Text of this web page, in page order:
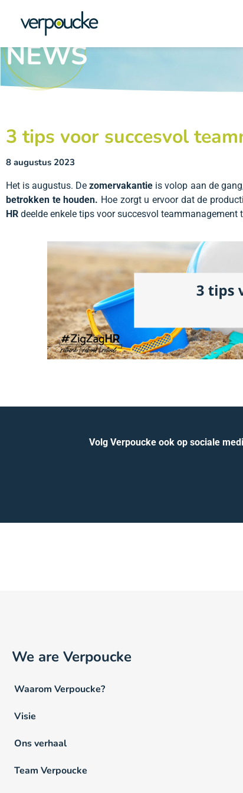
NEWS
3 tips voor succesvol
8 augustus 2023
Het is augustus. Dezomervakantie is volop aan de
betrokken te houden. Hoe zorgt u ervoor dat de
HR deelde enkele tips voor succesvol
Volg Verpoucke ook op sociale
We are Verpoucke
Waarom Verpoucke?
Visie
Ons verhaal
Team Verpoucke